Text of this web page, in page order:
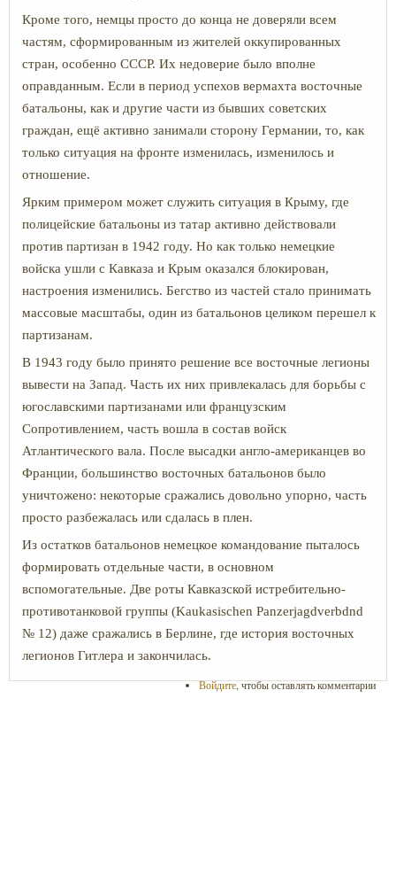
Кроме того, немцы просто до конца не доверяли всем
частям, сформированным из жителей оккупированных
стран, особенно СССР. Их недоверие было вполне
оправданным. Если в период успехов вермахта восточные
батальоны, как и другие части из бывших советских
граждан, ещё активно занимали сторону Германии, то, как
только ситуация на фронте изменилась, изменилось и
отношение.
Ярким примером может служить ситуация в Крыму, где
полицейские батальоны из татар активно действовали
против партизан в 1942 году. Но как только немецкие
войска ушли с Кавказа и Крым оказался блокирован,
настроения изменились. Бегство из частей стало принимать
массовые масштабы, один из батальонов целиком перешел к
партизанам.
В 1943 году было принято решение все восточные легионы
вывести на Запад. Часть их них привлекалась для борьбы с
югославскими партизанами или французским
Сопротивлением, часть вошла в состав войск
Атлантического вала. После высадки англо-американцев во
Франции, большинство восточных батальонов было
уничтожено: некоторые сражались довольно упорно, часть
просто разбежалась или сдалась в плен.
Из остатков батальонов немецкое командование пыталось
формировать отдельные части, в основном
вспомогательные. Две роты Кавказской истребительно-
противотанковой группы (Kaukasischen Panzerjagdverbdnd
№ 12) даже сражались в Берлине, где история восточных
легионов Гитлера и закончилась.
Войдите, чтобы оставлять комментарии